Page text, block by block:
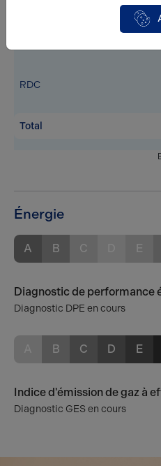
RDC
Total
Énergie
A B C E
Diagnostic de performance
Diagnostic DPE en cours
B C D E
Indice d'émission de gaz à
Diagnostic GES en cours